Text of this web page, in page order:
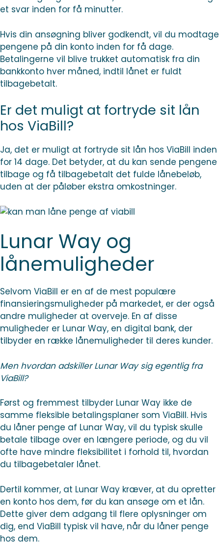
et svar inden for få minutter.
Hvis din ansøgning bliver godkendt, vil du modtage
pengene på din konto inden for få dage.
Betalingerne vil blive trukket automatisk fra din
bankkonto hver måned, indtil lånet er fuldt
tilbagebetalt.
Er det muligt at fortryde sit lån
hos ViaBill?
Ja, det er muligt at fortryde sit lån hos ViaBill inden
for 14 dage. Det betyder, at du kan sende pengene
tilbage og få tilbagebetalt det fulde lånebeløb,
uden at der påløber ekstra omkostninger.
Lunar Way og
lånemuligheder
Selvom ViaBill er en af de mest populære
finansieringsmuligheder på markedet, er der også
andre muligheder at overveje. En af disse
muligheder er Lunar Way, en digital bank, der
tilbyder en række lånemuligheder til deres kunder.
Men hvordan adskiller Lunar Way sig egentlig fra
ViaBill?
Først og fremmest tilbyder Lunar Way ikke de
samme fleksible betalingsplaner som ViaBill. Hvis
du låner penge af Lunar Way, vil du typisk skulle
betale tilbage over en længere periode, og du vil
ofte have mindre fleksibilitet i forhold til, hvordan
du tilbagebetaler lånet.
Dertil kommer, at Lunar Way kræver, at du opretter
en konto hos dem, før du kan ansøge om et lån.
Dette giver dem adgang til flere oplysninger om
dig, end ViaBill typisk vil have, når du låner penge
hos dem.